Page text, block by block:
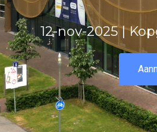
12-nov-2025 |